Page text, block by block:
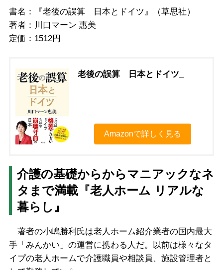
書名：『老後の誤算 日本とドイツ』（草思社）
著者：川口マーン 惠美
定価：1512円
老後の誤算 日本とドイツ_
Amazonで詳しく見る
介護の基礎からからマニアックなネ
タまで満載『老人ホーム リアルな
暮らし』
著者の小嶋勝利氏は老人ホーム紹介業者の国内最大
手「みんかい」の運営に携わる人だ。以前は様々なタ
イプの老人ホームで介護職員や相談員、施設管理者と